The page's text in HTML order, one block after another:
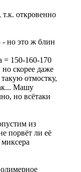
т.к. откровенно
- но это ж блин
= 150-160-170
скорее даже
отмостку,
Машу
но всётаки
из
порвёт ли её
миксера